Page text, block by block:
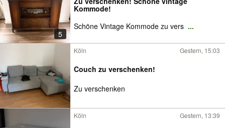
5
Kommode!
Schöne Vintage Kommode zu vers ...
Köln Gestern, 15:03
Couch zu verschenken!
Zu verschenken
Köln Gestern, 13:39